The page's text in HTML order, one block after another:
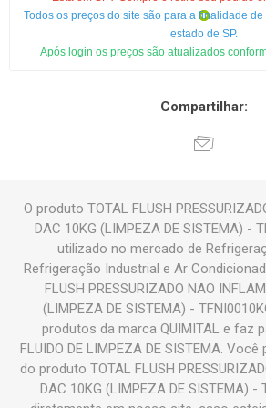
Todos os preços do site são para a finalidade
estado de SP.
Após login os preços são atualizados
Compartilhar:
O produto TOTAL FLUSH
DAC 10KG (LIMPEZA DE SISTEMA) -
utilizado no mercado de
Refrigeração Industrial e Ar
FLUSH PRESSURIZADO NAO
(LIMPEZA DE SISTEMA) -
produtos da marca QUIMITAL e faz
FLUIDO DE LIMPEZA DE SISTEMA.
do produto TOTAL FLUSH
DAC 10KG (LIMPEZA DE SISTEMA) -